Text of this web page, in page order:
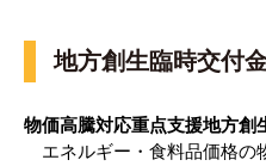
地方創生臨時交付
物価高騰対応重点支援地方創
エネルギー・食料品価格の